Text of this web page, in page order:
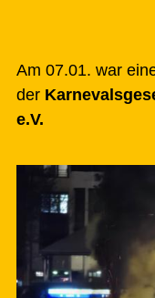
Am 07.01. war
der
e.V.